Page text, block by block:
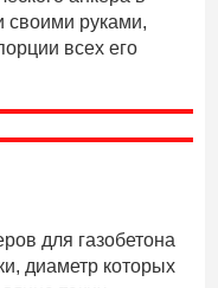
своими руками,
всех его
для газобетона
диаметр которых